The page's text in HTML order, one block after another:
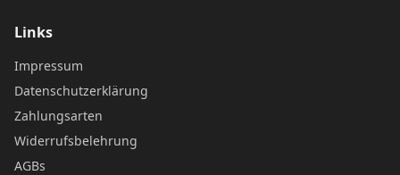
Links
Impressum
Datenschutzerklärung
Zahlungsarten
Widerrufsbelehrung
AGBs